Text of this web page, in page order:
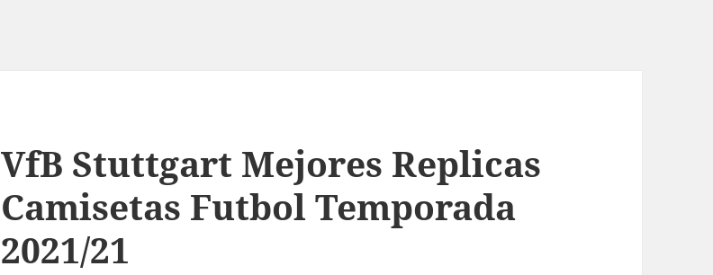
VfB Stuttgart Mejores Replicas
Camisetas Futbol Temporada
2021/21